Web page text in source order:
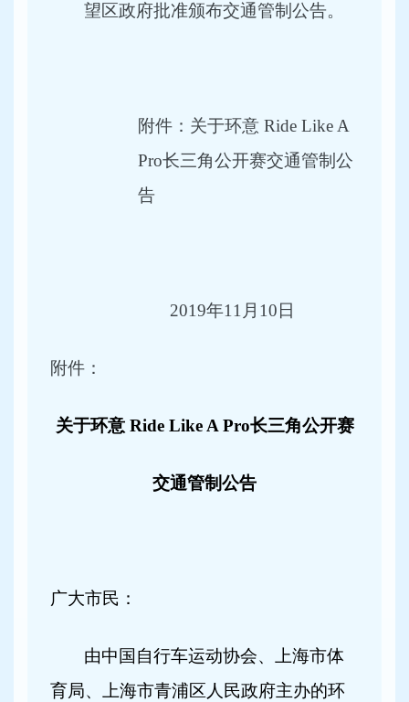
望区政府批准颁布交通管制公告。
附件：关于环意 Ride Like A
Pro长三角公开赛交通管制公
告
2019年11月10日
附件：
关于环意 Ride Like A Pro长三角公开赛
交通管制公告
广大市民：
由中国自行车运动协会、上海市体
育局、上海市青浦区人民政府主办的环